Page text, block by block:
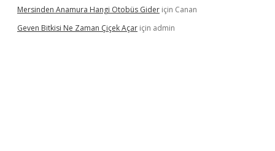
Mersinden Anamura Hangi Otobüs Gider için Canan
Geven Bitkisi Ne Zaman Çiçek Açar için admin